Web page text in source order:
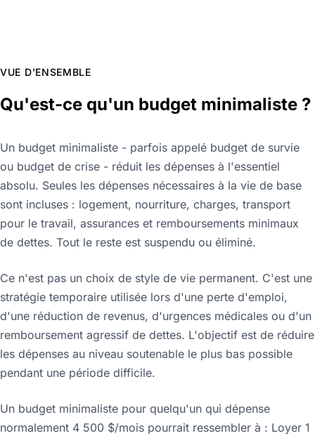
VUE D'ENSEMBLE
Qu'est-ce qu'un budget minimaliste ?
Un budget minimaliste - parfois appelé budget de survie
ou budget de crise - réduit les dépenses à l'essentiel
absolu. Seules les dépenses nécessaires à la vie de base
sont incluses : logement, nourriture, charges, transport
pour le travail, assurances et remboursements minimaux
de dettes. Tout le reste est suspendu ou éliminé.
Ce n'est pas un choix de style de vie permanent. C'est une
stratégie temporaire utilisée lors d'une perte d'emploi,
d'une réduction de revenus, d'urgences médicales ou d'un
remboursement agressif de dettes. L'objectif est de réduire
les dépenses au niveau soutenable le plus bas possible
pendant une période difficile.
Un budget minimaliste pour quelqu'un qui dépense
normalement 4 500 $/mois pourrait ressembler à : Loyer 1